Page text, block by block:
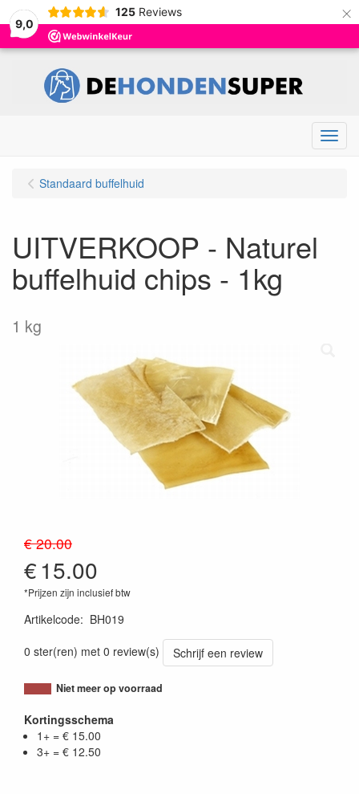
9,0
125 Reviews ×
Menu
Standaard buffelhuid
UITVERKOOP - Naturel
buffelhuid chips - 1kg
1 kg
€ 20.00
€15.00
*Prijzen zijn inclusief btw
Artikelcode: BH019
0 ster(ren) met 0 review(s)
Schrijf een review
Niet meer op voorraad
Kortingsschema
1+ = € 15.00
3+ = € 12.50